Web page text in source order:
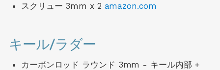
スクリュー 3mm x 2 amazon.com
キール/ラダー
カーボンロッド ラウンド 3mm - キール内部 +